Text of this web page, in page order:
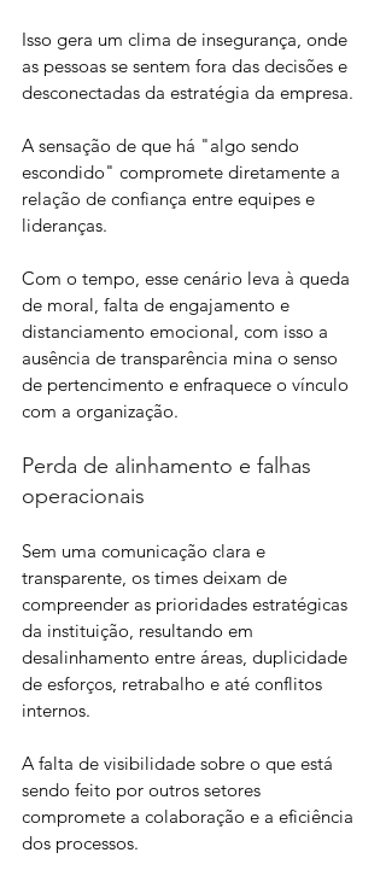
Isso gera um clima de insegurança, onde
as pessoas se sentem fora das decisões e
desconectadas da estratégia da empresa.
A sensação de que há "algo sendo
escondido" compromete diretamente a
relação de confiança entre equipes e
lideranças.
Com o tempo, esse cenário leva à queda
de moral, falta de engajamento e
distanciamento emocional, com isso a
ausência de transparência mina o senso
de pertencimento e enfraquece o vínculo
com a organização.
Perda de alinhamento e falhas
operacionais
Sem uma comunicação clara e
transparente, os times deixam de
compreender as prioridades estratégicas
da instituição, resultando em
desalinhamento entre áreas, duplicidade
de esforços, retrabalho e até conflitos
internos.
A falta de visibilidade sobre o que está
sendo feito por outros setores
compromete a colaboração e a eficiência
dos processos.